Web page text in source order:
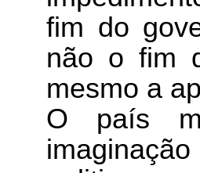
fim do
não o fim
mesmo a
O país